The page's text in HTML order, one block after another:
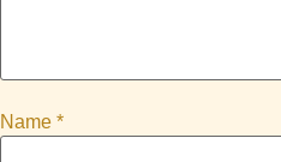
Name *